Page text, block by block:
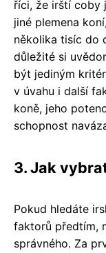
říci, že irští coby
jiné plemena
několika tisíc do
důležité si
být jediným
v úvahu i další
koně, jeho
schopnost
3. Jak
Pokud hledáte
faktorů předtím,
správného. Za